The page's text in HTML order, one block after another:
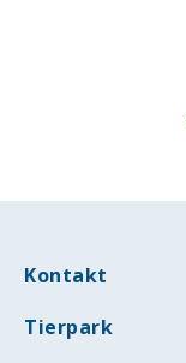
Kontakt
Tierpark